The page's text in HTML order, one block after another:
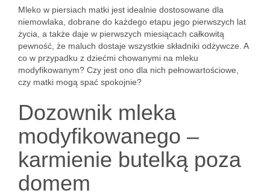
Mleko w piersiach matki jest idealnie dostosowane dla
niemowlaka, dobrane do każdego etapu jego pierwszych lat
życia, a także daje w pierwszych miesiącach całkowitą
pewność, że maluch dostaje wszystkie składniki odżywcze. A
co w przypadku z dziećmi chowanymi na mleku
modyfikowanym? Czy jest ono dla nich pełnowartościowe,
czy matki mogą spać spokojnie?
Dozownik mleka
modyfikowanego –
karmienie butelką poza
domem